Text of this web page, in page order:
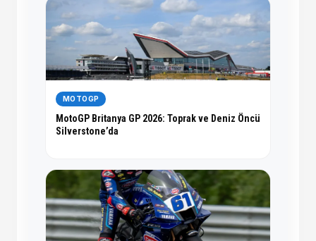
MOTOGP
MotoGP Britanya GP 2026: Toprak ve Deniz Öncü
Silverstone’da